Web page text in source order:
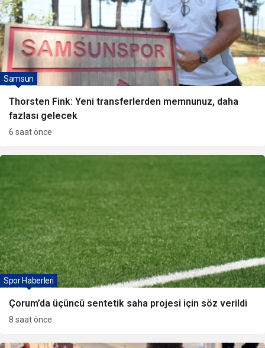
Thorsten Fink: Yeni transferlerden memnunuz, daha
fazlası gelecek
Samsun
6 saat önce
Çorum’da üçüncü sentetik saha projesi için söz verildi
Spor Haberleri
8 saat önce